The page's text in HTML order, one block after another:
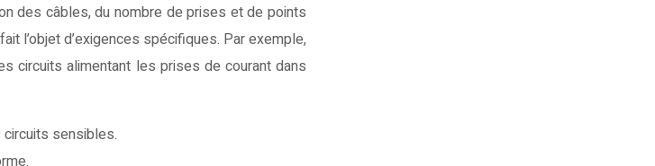
des câbles, du nombre de prises et de points
l’objet d’exigences spécifiques. Par exemple,
circuits alimentant les prises de courant dans
sensibles.